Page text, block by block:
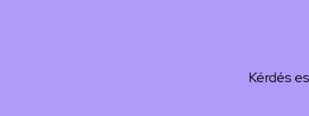
Kérdés